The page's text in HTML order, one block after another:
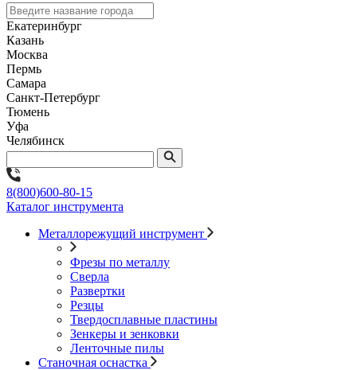
Екатеринбург
Казань
Москва
Пермь
Самара
Санкт-Петербург
Тюмень
Уфа
Челябинск
8(800)600-80-15
Каталог инструмента
Металлорежущий инструмент
Фрезы по металлу
Сверла
Развертки
Резцы
Твердосплавные пластины
Зенкеры и зенковки
Ленточные пилы
Станочная оснастка